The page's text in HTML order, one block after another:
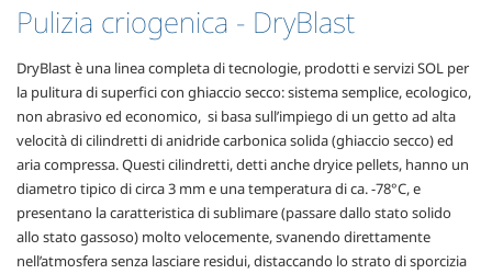
Pulizia criogenica - DryBlast
DryBlast è una linea completa di tecnologie, prodotti e servizi SOL per
la pulitura di superfici con ghiaccio secco: sistema semplice, ecologico,
non abrasivo ed economico, si basa sull’impiego di un getto ad alta
velocità di cilindretti di anidride carbonica solida (ghiaccio secco) ed
aria compressa. Questi cilindretti, detti anche dryice pellets, hanno un
diametro tipico di circa 3 mm e una temperatura di ca. -78°C, e
presentano la caratteristica di sublimare (passare dallo stato solido
allo stato gassoso) molto velocemente, svanendo direttamente
nell’atmosfera senza lasciare residui, distaccando lo strato di sporcizia